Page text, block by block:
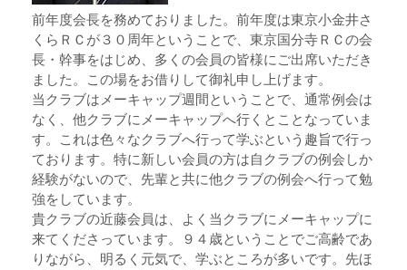
前年度会長を務めておりました。前年度は東京小金井さ
くらＲＣが３０周年ということで、東京国分寺ＲＣの会
長・幹事をはじめ、多くの会員の皆様にご出席いただき
ました。この場をお借りして御礼申し上げます。
当クラブはメーキャップ週間ということで、通常例会は
なく、他クラブにメーキャップへ行くとことなっていま
す。これは色々なクラブへ行って学ぶという趣旨で行っ
ております。特に新しい会員の方は自クラブの例会しか
経験がないので、先輩と共に他クラブの例会へ行って勉
強をしています。
貴クラブの近藤会員は、よく当クラブにメーキャップに
来てくださっています。９４歳ということでご高齢であ
りながら、明るく元気で、学ぶところが多いです。先ほ